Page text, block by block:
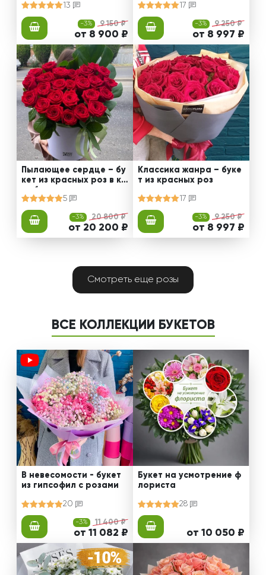
13
-3% 9 150 ₽
от 8 900 ₽
17
-3% 9 250 ₽
от 8 997 ₽
Пылающее сердце – бу
кет из красных роз в ко
робке
5
-3% 20 800 ₽
от 20 200 ₽
Классика жанра – буке
т из красных роз
17
-3% 9 250 ₽
от 8 997 ₽
Смотреть еще розы
ВСЕ КОЛЛЕКЦИИ БУКЕТОВ
В невесомости - букет
из гипсофил с розами
20
-3% 11 400 ₽
от 11 082 ₽
Букет на усмотрение ф
лориста
28
от 10 050 ₽